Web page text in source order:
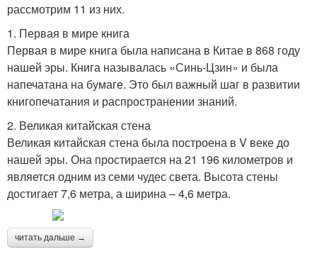
рассмотрим 11 из них.
1. Первая в мире книга
Первая в мире книга была написана в Китае в 868 году
нашей эры. Книга называлась «Синь-Цзин» и была
напечатана на бумаге. Это был важный шаг в развитии
книгопечатания и распространении знаний.
2. Великая китайская стена
Великая китайская стена была построена в V веке до
нашей эры. Она простирается на 21 196 километров и
является одним из семи чудес света. Высота стены
достигает 7,6 метра, а ширина – 4,6 метра.
читать дальше →